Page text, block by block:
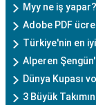
Myy ne iş yapar?
Adobe PDF
Türkiye'nin en iyi
Alperen
Dünya Kupası
3 Büyük